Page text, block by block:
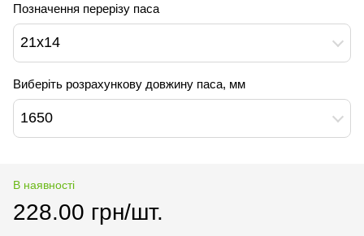
Позначення перерізу паса
21х14
Виберіть розрахункову довжину паса, мм
1650
В наявності
228.00 грн/шт.